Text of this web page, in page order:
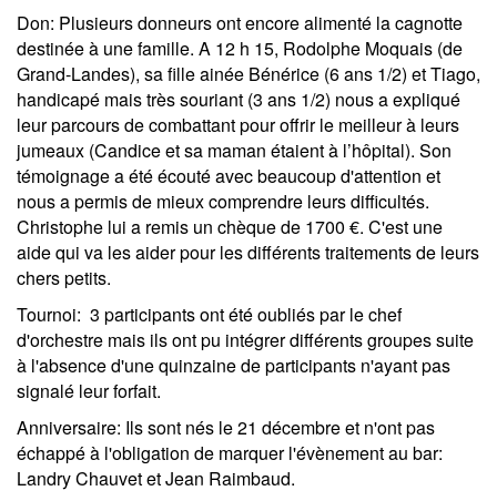
Don: Plusieurs donneurs ont encore alimenté la cagnotte
destinée à une famille. A 12 h 15, Rodolphe Moquais (de
Grand-Landes), sa fille ainée Bénérice (6 ans 1/2) et Tiago,
handicapé mais très souriant (3 ans 1/2) nous a expliqué
leur parcours de combattant pour offrir le meilleur à leurs
jumeaux (Candice et sa maman étaient à l’hôpital). Son
témoignage a été écouté avec beaucoup d'attention et
nous a permis de mieux comprendre leurs difficultés.
Christophe lui a remis un chèque de 1700 €. C'est une
aide qui va les aider pour les différents traitements de leurs
chers petits.
Tournoi: 3 participants ont été oubliés par le chef
d'orchestre mais ils ont pu intégrer différents groupes suite
à l'absence d'une quinzaine de participants n'ayant pas
signalé leur forfait.
Anniversaire: Ils sont nés le 21 décembre et n'ont pas
échappé à l'obligation de marquer l'évènement au bar:
Landry Chauvet et Jean Raimbaud.